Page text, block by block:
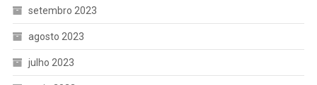
setembro 2023
agosto 2023
julho 2023